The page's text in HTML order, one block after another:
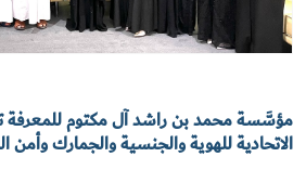
مؤسَّسة محمد بن راشد آل مكتوم للمعرفة
الاتحادية للهوية والجنسية والجمارك